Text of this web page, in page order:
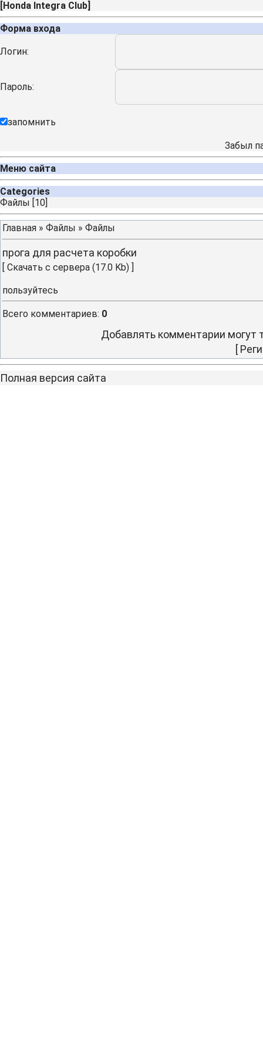
[Honda Integra Club]
Форма входа
Логин:
Пароль:
запомнить
Забыл
Меню сайта
Categories
Файлы [10]
Главная » Файлы » Файлы
прога для расчета коробки
[ Скачать с сервера (17.0 Kb) ]
пользуйтесь
Всего комментариев: 0
Добавлять комментарии могут
[
Полная версия сайта